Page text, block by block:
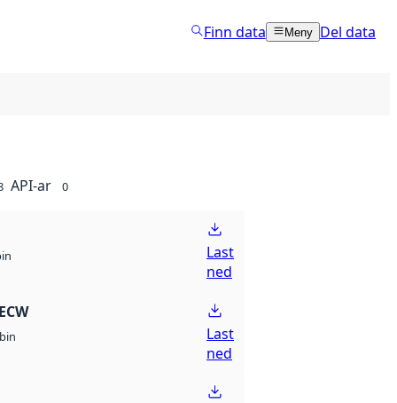
Finn data Meny Del data
API-ar 0
Last
ned
bin
Last
ned